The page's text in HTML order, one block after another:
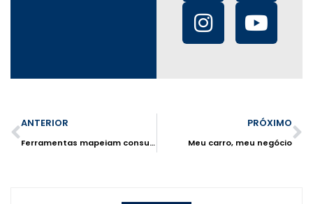
ANTERIOR
Ferramentas mapeiam consumo para escolher ponto comercial
PRÓXIMO
Meu carro, meu negócio